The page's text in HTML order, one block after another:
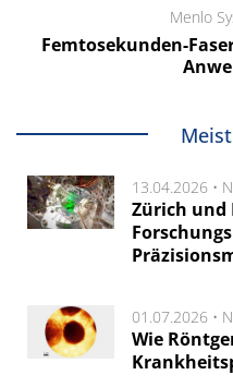
Menlo
Femtosekunden-
13.04.2026 •
Zürich und
01.07.2026 •
Wie